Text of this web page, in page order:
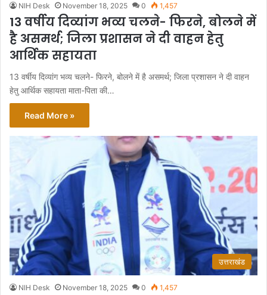
NIH Desk November 18, 2025 0 1,457
13 वर्षीय दिव्यांग भव्य चलने- फिरने, बोलने में
है असमर्थ; जिला प्रशासन ने दी वाहन हेतु
आर्थिक सहायता
13 वर्षीय दिव्यांग भव्य चलने- फिरने, बोलने में है असमर्थ; जिला प्रशासन ने दी वाहन
हेतु आर्थिक सहायता माता-पिता की…
Read More »
उत्तराखंड
NIH Desk November 18, 2025 0 1,457